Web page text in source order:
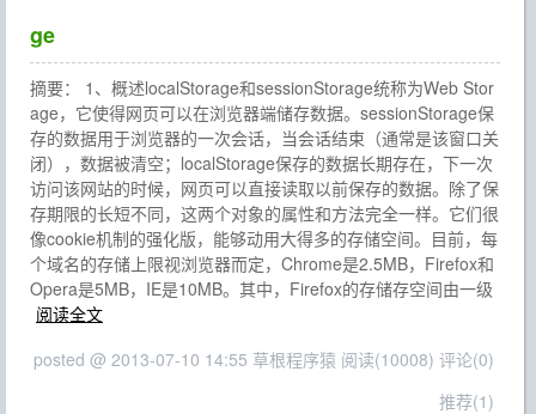
ge
摘要： 1、概述localStorage和sessionStorage统称为Web Stor
age，它使得网页可以在浏览器端储存数据。sessionStorage保
存的数据用于浏览器的一次会话，当会话结束（通常是该窗口关
闭），数据被清空；localStorage保存的数据长期存在，下一次
访问该网站的时候，网页可以直接读取以前保存的数据。除了保
存期限的长短不同，这两个对象的属性和方法完全一样。它们很
像cookie机制的强化版，能够动用大得多的存储空间。目前，每
个域名的存储上限视浏览器而定，Chrome是2.5MB，Firefox和
Opera是5MB，IE是10MB。其中，Firefox的存储存空间由一级
阅读全文
posted @ 2013-07-10 14:55 草根程序猿 阅读(10008) 评论(0)
推荐(1)